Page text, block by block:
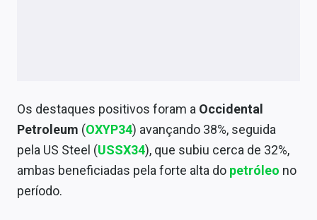
Sobre
Expediente
Contato
Os destaques positivos foram a Occidental
Petroleum (OXYP34) avançando 38%, seguida
pela US Steel (USSX34), que subiu cerca de 32%,
ambas beneficiadas pela forte alta do petróleo no
período.